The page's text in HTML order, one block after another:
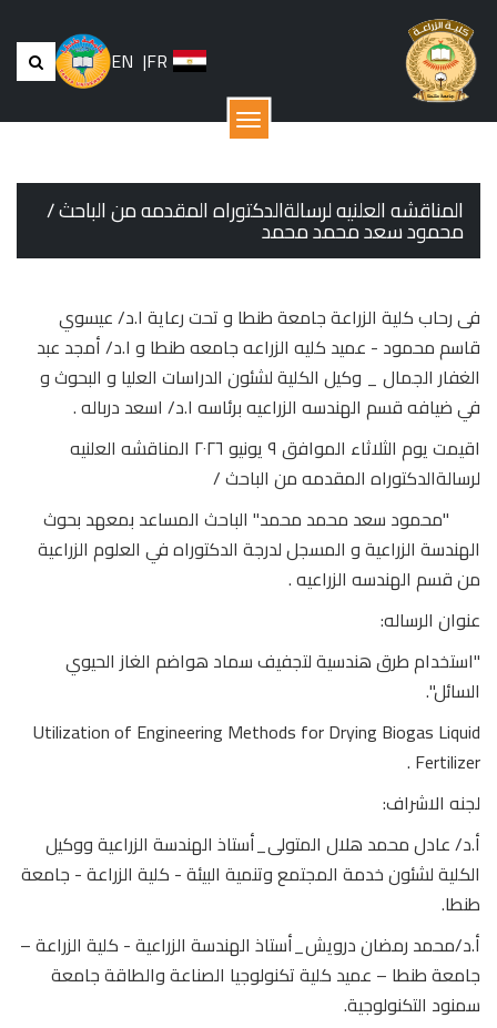
EN |FR
القائمة
المناقشه العلنيه لرسالةالدكتوراه المقدمه من الباحث /
محمود سعد محمد محمد
فى رحاب كلية الزراعة جامعة طنطا و تحت رعاية ا.د/ عيسوي
قاسم محمود - عميد كليه الزراعه جامعه طنطا و ا.د/ أمجد عبد
الغفار الجمال _ وكيل الكلية لشئون الدراسات العليا و البحوث و
في ضيافه قسم الهندسه الزراعيه برئاسه ا.د/ اسعد درباله .
اقيمت يوم الثلاثاء الموافق ٩ يونيو ٢٠٢٦ المناقشه العلنيه
لرسالةالدكتوراه المقدمه من الباحث /
"محمود سعد محمد محمد" الباحث المساعد بمعهد بحوث
الهندسة الزراعية و المسجل لدرجة الدكتوراه في العلوم الزراعية
من قسم الهندسه الزراعيه .
عنوان الرساله:
"استخدام طرق هندسية لتجفيف سماد هواضم الغاز الحيوي
السائل".
Utilization of Engineering Methods for Drying Biogas Liquid
Fertilizer .
لجنه الاشراف:
أ.د/ عادل محمد هلال المتولى_أستاذ الهندسة الزراعية ووكيل
الكلية لشئون خدمة المجتمع وتنمية البيئة - كلية الزراعة - جامعة
طنطا.
أ.د/محمد رمضان درويش_أستاذ الهندسة الزراعية - كلية الزراعة –
جامعة طنطا – عميد كلية تكنولوجيا الصناعة والطاقة جامعة
سمنود التكنولوجية.